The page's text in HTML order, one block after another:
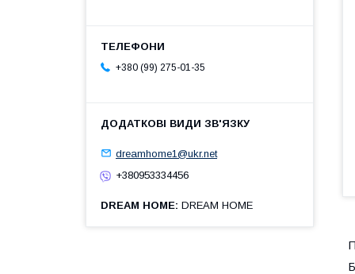
+380 (99) 275-01-35
dreamhome1@ukr.net
+380953334456
DREAM HOME DREAM HOME